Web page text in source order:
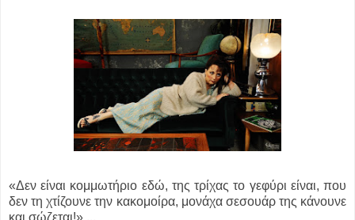
«Δεν είναι κομμωτήριο εδώ, της τρίχας το γεφύρι είναι, που
δεν τη χτίζουνε την κακομοίρα, μονάχα σεσουάρ της κάνουνε